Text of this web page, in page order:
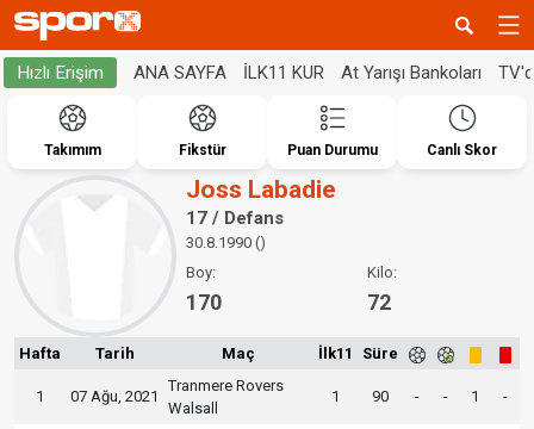
Hızlı Erişim ANA SAYFA İLK11 KUR At Yarışı Bankoları
Takımım Fikstür Puan Durumu Canlı Skor
Joss Labadie
17 / Defans
30.8.1990 ()
Boy:
170
Kilo:
72
Hafta Tarih Maç İlk11 Süre
1 07 Ağu, 2021
Tranmere Rovers
Walsall
1 90 - - 1 -